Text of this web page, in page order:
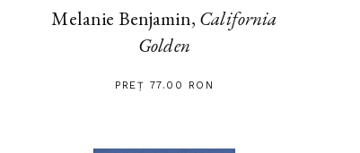
Melanie Benjamin, California
Golden
PREȚ 77.00 RON